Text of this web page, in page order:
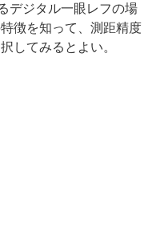
デジタル一眼レフの場
徴を知って、測距精度
してみるとよい。